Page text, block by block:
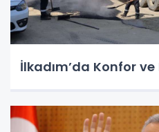
İlkadım’da Konfor